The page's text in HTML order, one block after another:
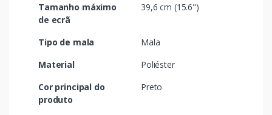
Tamanho máximo
de ecrã
39,6 cm (15.6")
Tipo de mala
Mala
Material
Poliéster
Cor principal do
produto
Preto